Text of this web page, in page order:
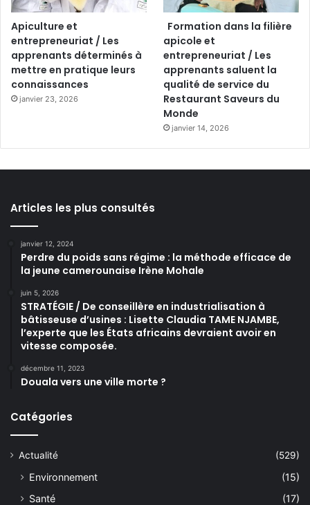
Apiculture et
entrepreneuriat / Les
apprenants déterminés à
mettre en pratique leurs
connaissances
janvier 23, 2026
Formation dans la filière
apicole et
entrepreneuriat / Les
apprenants saluent la
qualité de service du
Restaurant Saveurs du
Monde
janvier 14, 2026
Articles les plus consultés
janvier 12, 2024
Perdre du poids sans régime : la méthode efficace de
la jeune camerounaise Irène Mohale
juin 5, 2026
STRATÉGIE / De conseillère en industrialisation à
bâtisseuse d’usines : Lisette Claudia TAME NJAMBE,
l’experte que les États africains devraient avoir en
vitesse composée.
décembre 11, 2023
Douala vers une ville morte ?
Catégories
Actualité (529)
Environnement
(15)
Santé
(17)